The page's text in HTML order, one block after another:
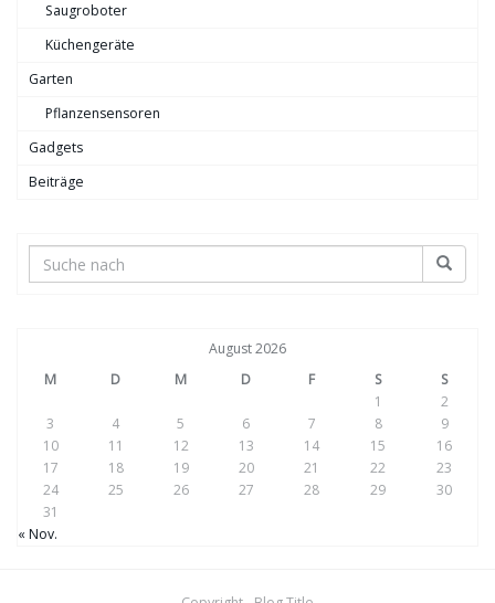
Saugroboter
Küchengeräte
Garten
Pflanzensensoren
Gadgets
Beiträge
August 2026
M
D M D F S
S
1
2
3
4 5 6 7 8
9
10
11 12 13 14 15
16
17
18 19 20 21 22
23
24
25 26 27 28 29
30
31
« Nov.